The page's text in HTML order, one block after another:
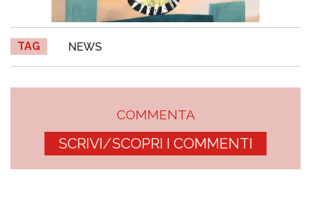
TAG NEWS
COMMENTA
SCRIVI/SCOPRI I COMMENTI